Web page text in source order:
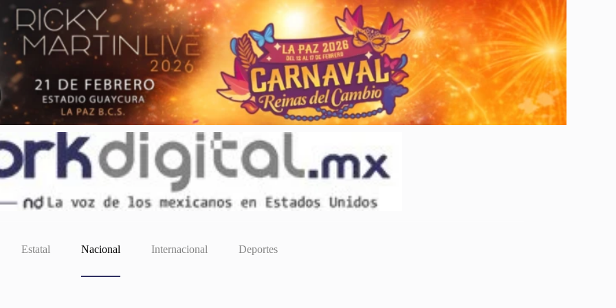
Estatal Nacional Internacional Deportes